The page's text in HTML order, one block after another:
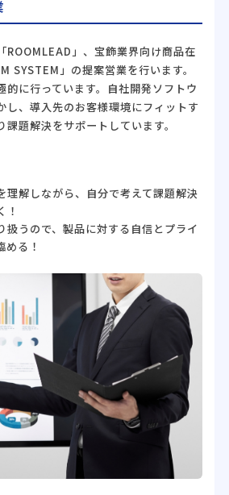
ROOMLEAD」、宝飾業界向け商品在
SYSTEM」の提案営業を行います。
的に行っています。自社開発ソフトウ
し、導入先のお客様環境にフィットす
題解決をサポートしています。
理解しながら、自分で考えて課題解決
！
扱うので、製品に対する自信とプライ
める！